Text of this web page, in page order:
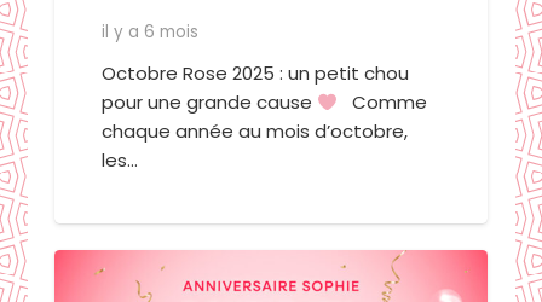
il y a 6 mois
Octobre Rose 2025 : un petit chou
pour une grande cause
Comme
chaque année au mois d’octobre,
les…